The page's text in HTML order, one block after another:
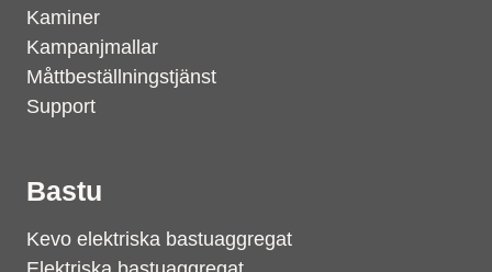
Kaminer
Kampanjmallar
Måttbeställningstjänst
Support
Bastu
Kevo elektriska bastuaggregat